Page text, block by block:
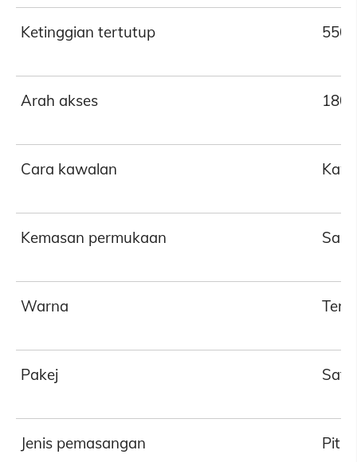
Ketinggian tertutup
Arah akses 180
Cara kawalan
Kemasan permukaan
Warna
Pakej
Jenis pemasangan Pit